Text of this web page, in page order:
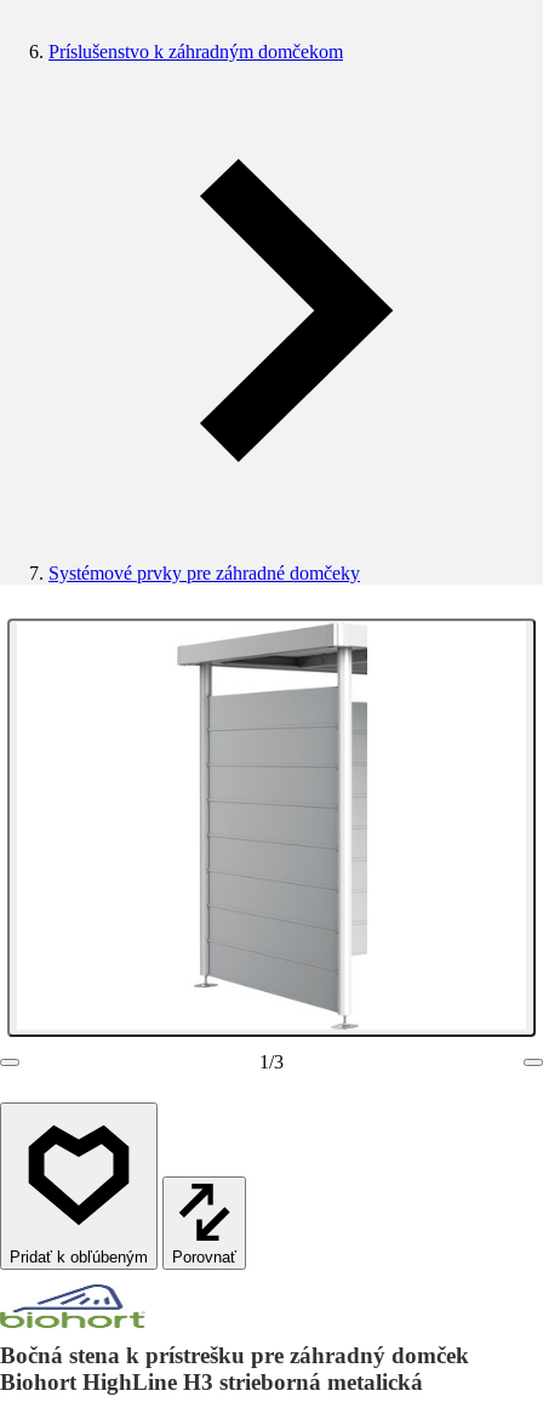
Príslušenstvo k záhradným domčekom
Systémové prvky pre záhradné domčeky
1/3
Porovnať
Bočná stena k prístrešku pre záhradný domček
Biohort HighLine H3 strieborná metalická